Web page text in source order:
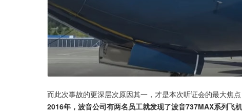
而此次事故的更深层次原因其一，才是本次听证会的最大焦点
2016年，波音公司有两名员工就发现了波音737MAX系列飞